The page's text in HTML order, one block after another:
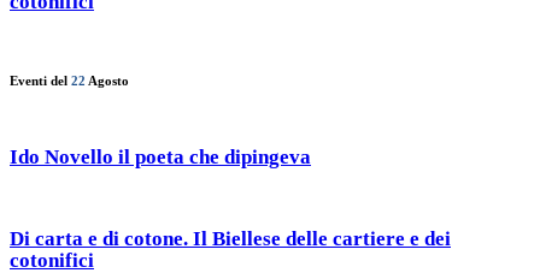
Eventi del 22 Agosto
Ido Novello il poeta che dipingeva
Di carta e di cotone. Il Biellese delle cartiere e dei
cotonifici